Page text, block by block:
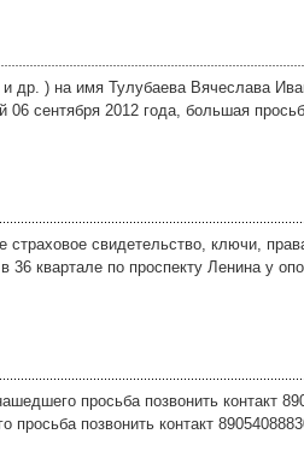
др. ) на имя Тулубаева Вячеслава
сентября 2012 года, большая
свидетельство, ключи,
квартале по проспекту Ленина у
просьба позвонить контакт
позвонить контакт